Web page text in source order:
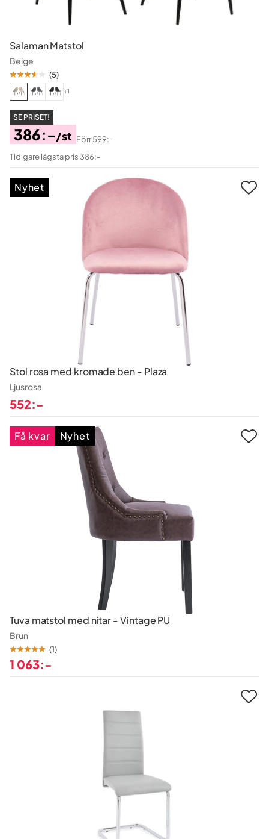
Salaman Matstol
Beige
(5)
+1
SE PRISET!
Pris
386:-/st
Original
Pris
Förr599:-
Tidigare lägsta pris 386:-
Stol rosa med kromade ben - Plaza
Ljusrosa
Pris
552:-
Nyhet
Tuva matstol med nitar - Vintage PU
Brun
(1)
Pris
1 063:-
Få kvar Nyhet